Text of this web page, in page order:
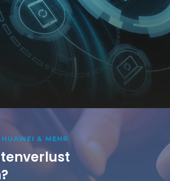
& MEHR